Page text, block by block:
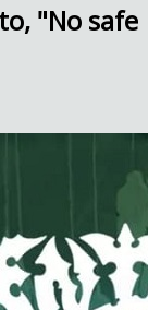
"No safe